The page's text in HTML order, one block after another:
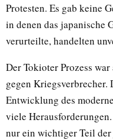
Protesten. Es gab keine
in denen das japanische
verurteilte, handelten
Der Tokioter Prozess
gegen
Entwicklung des
viele
nur ein wichtiger Teil